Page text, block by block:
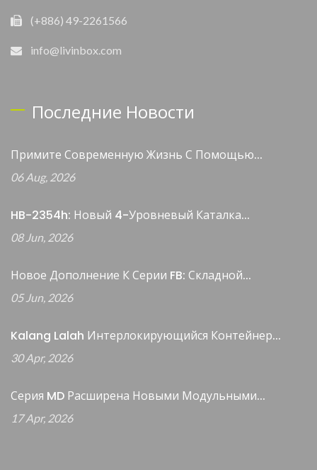
(+886) 49-2261566
info@livinbox.com
Последние Новости
Примите Современную Жизнь С Помощью...
06 Aug, 2026
HB-2354h: Новый 4-Уровневый Каталка...
08 Jun, 2026
Новое Дополнение К Серии FB: Складной...
05 Jun, 2026
Kalang Lalah Интерлокирующийся Контейнер...
30 Apr, 2026
Серия MD Расширена Новыми Модульными...
17 Apr, 2026